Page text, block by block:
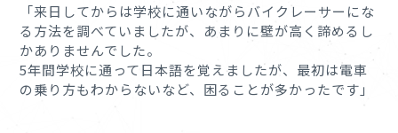
「来日してからは学校に通いながらバイクレーサーにな
る方法を調べていましたが、あまりに壁が高く諦めるし
かありませんでした。
5年間学校に通って日本語を覚えましたが、最初は電車
の乗り方もわからないなど、困ることが多かったです」